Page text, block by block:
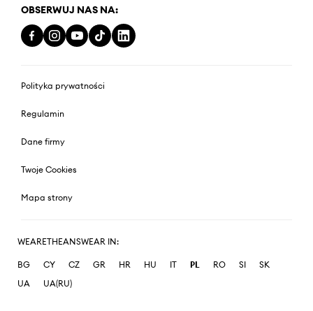
OBSERWUJ NAS NA:
Polityka prywatności
Regulamin
Dane firmy
Twoje Cookies
Mapa strony
WEARETHEANSWEAR IN:
BG CY CZ GR HR HU IT PL RO SI
SK
UA
UA(RU)